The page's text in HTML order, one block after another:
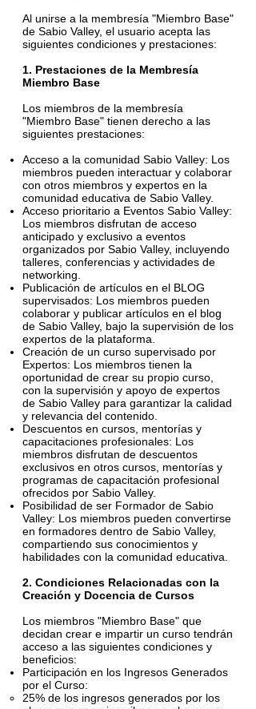
Al unirse a la membresía "Miembro Base"
de Sabio Valley, el usuario acepta las
siguientes condiciones y prestaciones:
1. Prestaciones de la Membresía
Miembro Base
Los miembros de la membresía
"Miembro Base" tienen derecho a las
siguientes prestaciones:
Acceso a la comunidad Sabio Valley: Los
miembros pueden interactuar y colaborar
con otros miembros y expertos en la
comunidad educativa de Sabio Valley.
Acceso prioritario a Eventos Sabio Valley:
Los miembros disfrutan de acceso
anticipado y exclusivo a eventos
organizados por Sabio Valley, incluyendo
talleres, conferencias y actividades de
networking.
Publicación de artículos en el BLOG
supervisados: Los miembros pueden
colaborar y publicar artículos en el blog
de Sabio Valley, bajo la supervisión de los
expertos de la plataforma.
Creación de un curso supervisado por
Expertos: Los miembros tienen la
oportunidad de crear su propio curso,
con la supervisión y apoyo de expertos
de Sabio Valley para garantizar la calidad
y relevancia del contenido.
Descuentos en cursos, mentorías y
capacitaciones profesionales: Los
miembros disfrutan de descuentos
exclusivos en otros cursos, mentorías y
programas de capacitación profesional
ofrecidos por Sabio Valley.
Posibilidad de ser Formador de Sabio
Valley: Los miembros pueden convertirse
en formadores dentro de Sabio Valley,
compartiendo sus conocimientos y
habilidades con la comunidad educativa.
2. Condiciones Relacionadas con la
Creación y Docencia de Cursos
Los miembros "Miembro Base" que
decidan crear e impartir un curso tendrán
acceso a las siguientes condiciones y
beneficios:
Participación en los Ingresos Generados
por el Curso:
25% de los ingresos generados por los